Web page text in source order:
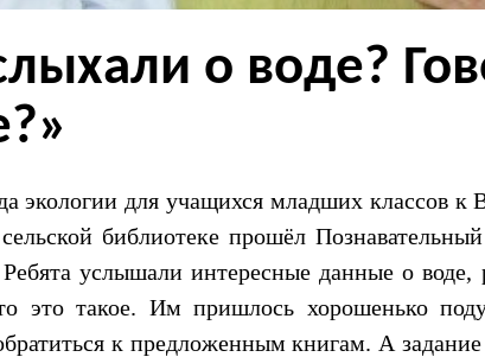
о воде?
экологии для учащихся младших классов
библиотеке прошёл
услышали интересные данные о воде,
это такое. Им пришлось хорошенько
к предложенным книгам. А